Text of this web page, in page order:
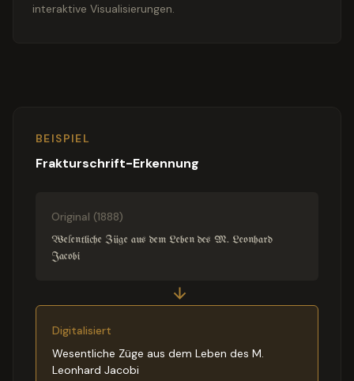
interaktive Visualisierungen.
BEISPIEL
Frakturschrift-Erkennung
Original (1888)
Weſentliche Züge aus dem Leben des M. Leonhard
Jacobi
Digitalisiert
Wesentliche Züge aus dem Leben des M.
Leonhard Jacobi